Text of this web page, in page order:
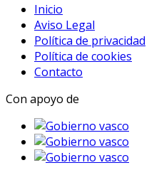
Inicio
Aviso Legal
Política de privacidad
Política de cookies
Contacto
Con apoyo de